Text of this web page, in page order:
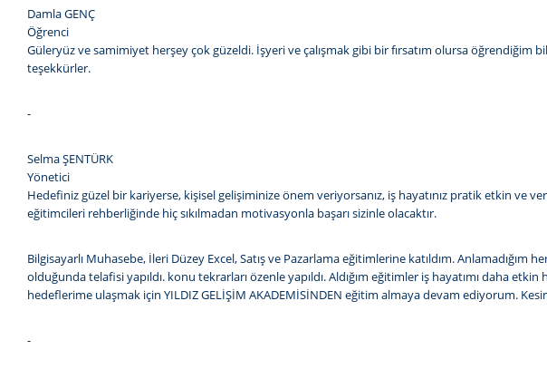
Damla GENÇ
Öğrenci
Güleryüz ve samimiyet herşey çok güzeldi. İşyeri ve çalışmak gibi bir fırsatım olursa öğrendiğim
teşekkürler.
-
Selma ŞENTÜRK
Yönetici
Hedefiniz güzel bir kariyerse, kişisel gelişiminize önem veriyorsanız, iş hayatınız pratik etkin ve
eğitimcileri rehberliğinde hiç sıkılmadan motivasyonla başarı sizinle olacaktır.
Bilgisayarlı Muhasebe, İleri Düzey Excel, Satış ve Pazarlama eğitimlerine katıldım.
olduğunda telafisi yapıldı. konu tekrarları özenle yapıldı. Aldığım eğitimler iş hayatımı daha
hedeflerime ulaşmak için YILDIZ GELİŞİM AKADEMİSİNDEN eğitim almaya devam ediyorum.
-